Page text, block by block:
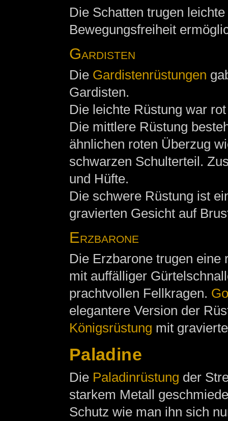
Die Schatten trugen
Bewegungsfreiheit
Gardisten
Die Gardistenrüstungen
Gardisten.
Die leichte Rüstung war
Die mittlere Rüstung
ähnlichen roten Überzug
schwarzen Schulterteil.
und Hüfte.
Die schwere Rüstung ist
gravierten Gesicht auf
Erzbarone
Die Erzbarone trugen eine
mit auffälliger
prachtvollen Fellkragen.
elegantere Version der
Königsrüstung mit
Paladine
Die Paladinrüstung der
starkem Metall
Schutz wie man ihn sich